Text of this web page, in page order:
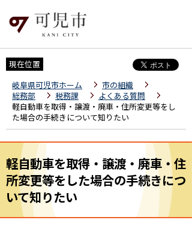
現在位置
岐阜県可児市ホーム
市の組織
総務部
税務課
よくある質問
軽自動車を取得・譲渡・廃車・住所変更等をし
た場合の手続きについて知りたい
軽自動車を取得・譲渡・廃車・住
所変更等をした場合の手続きにつ
いて知りたい